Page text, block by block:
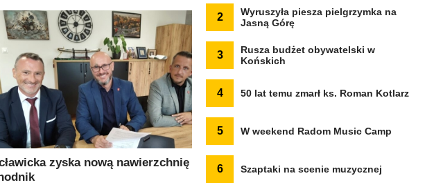
zyska nową nawierzchnię
2
Wyruszyła piesza pielgrzymka na
Jasną Górę
3
Rusza budżet obywatelski w
Końskich
4 50 lat temu zmarł ks. Roman Kotlarz
5 W weekend Radom Music Camp
6 Szaptaki na scenie muzycznej